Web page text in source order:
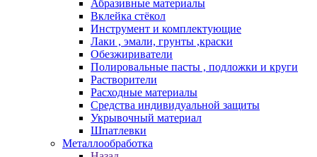
Абразивные материалы
Вклейка стёкол
Инструмент и комплектующие
Лаки , эмали, грунты ,краски
Обезжириватели
Полировальные пасты , подложки и круги
Растворители
Расходные материалы
Средства индивидуальной защиты
Укрывочный материал
Шпатлевки
Металлообработка